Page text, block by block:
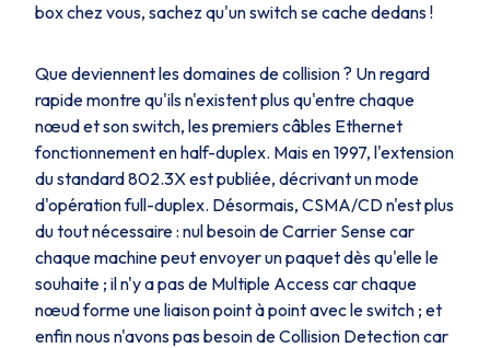
box chez vous, sachez qu'unswitchse cache dedans !
Que deviennent les domaines de collision ? Un regard
rapide montre qu'ils n'existent plus qu'entre chaque
nœud et sonswitch, les premiers câbles Ethernet
fonctionnement enhalf-duplex. Mais en 1997, l'extension
du standard802.3Xest publiée, décrivant un mode
d'opérationfull-duplex. Désormais, CSMA/CDn'est plus
du tout nécessaire : nul besoin deCarrier Sensecar
chaque machine peut envoyer un paquet dès qu'elle le
souhaite ; il n'y a pas de Multiple Accesscar chaque
nœud forme une liaison point à point avec le switch ; et
enfin nous n'avons pas besoin deCollision Detectioncar